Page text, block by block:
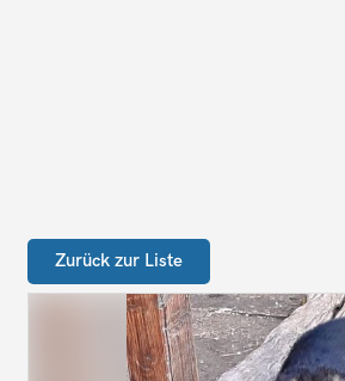
Zurück zur Liste